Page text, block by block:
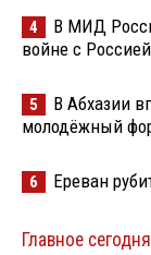
4
В МИД
войне с Россией
5
В Абхазии
молодёжный
6 Ереван
Главное сегодня